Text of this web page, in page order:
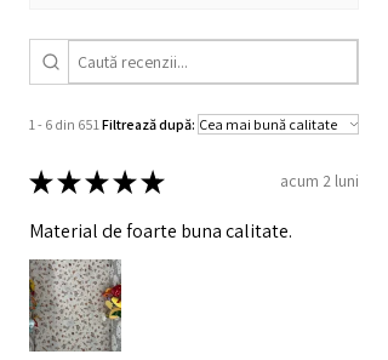
1 - 6 din 651 Filtrează după:
★★★★★ acum 2 luni
Material de foarte buna calitate.